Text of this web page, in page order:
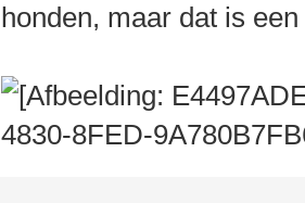
honden, maar dat is